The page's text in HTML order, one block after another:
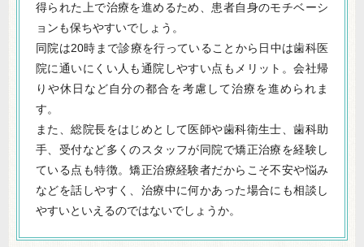
得られた上で治療を進めるため、患者自身のモチベーシ
ョンも保ちやすいでしょう。
同院は20時まで診療を行っていることから日中は歯科医
院に通いにくい人も通院しやすい点もメリット。会社帰
りや休日など自分の都合を考慮して治療を進められま
す。
また、総院長をはじめとして医師や歯科衛生士、歯科助
手、受付など多くのスタッフが同院で矯正治療を経験し
ている点も特徴。矯正治療経験者だからこそ不安や悩み
などを話しやすく、治療中に何かあった場合にも相談し
やすいといえるのではないでしょうか。